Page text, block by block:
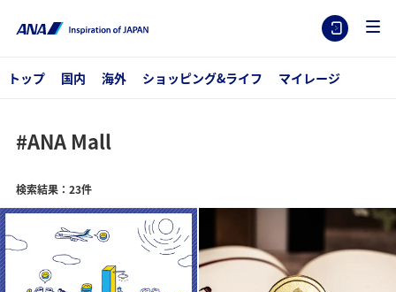
トップ 国内 海外 ショッピング&ライフ マイレージ
#ANA Mall
検索結果：23件